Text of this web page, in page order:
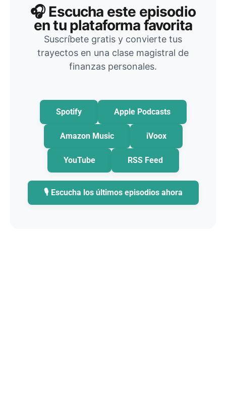
🎧 Escucha este episodio
en tu plataforma favorita
Suscríbete gratis y convierte tus
trayectos en una clase magistral de
finanzas personales.
Spotify Apple Podcasts
Amazon Music iVoox
YouTube RSS Feed
🎙️ Escucha los últimos episodios ahora